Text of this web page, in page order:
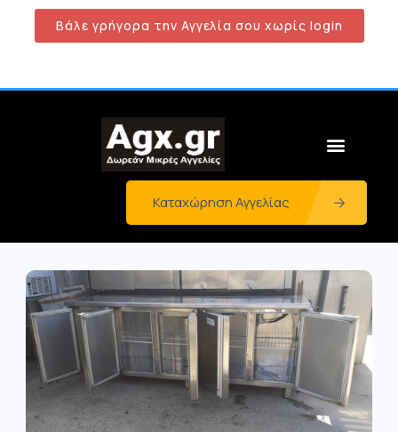
Βάλε γρήγορα την Αγγελία σου χωρίς login
Καταχώρηση Αγγελίας